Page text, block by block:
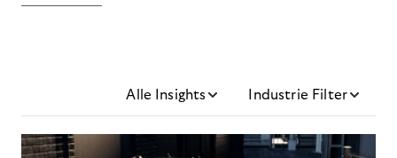
Alle Insights Industrie Filter